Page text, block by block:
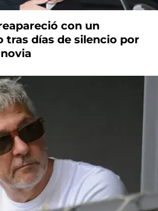
con un
días de silencio por